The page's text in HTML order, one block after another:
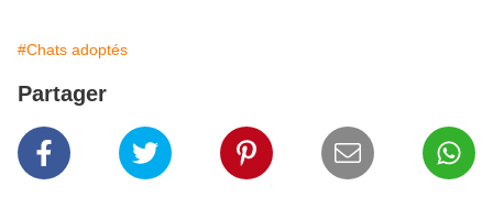
#Chats adoptés
Partager